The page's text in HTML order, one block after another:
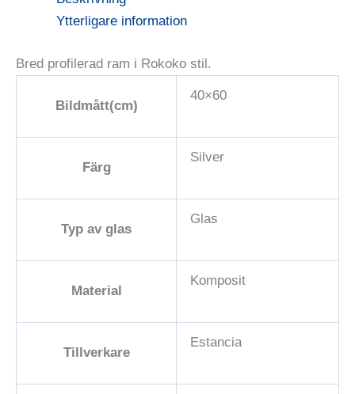
Ytterligare information
Bred profilerad ram i Rokoko stil.
Bildmått(cm)
40×60
Färg
Silver
Typ av glas
Glas
Material
Komposit
Tillverkare
Estancia